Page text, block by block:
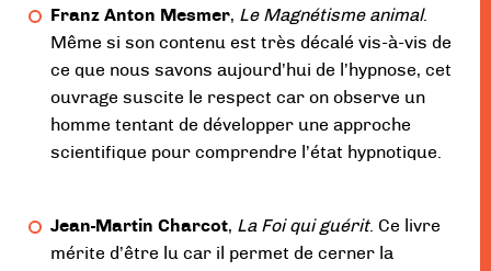
Franz Anton Mesmer, Le Magnétisme animal.
Même si son contenu est très décalé vis-à-vis de
ce que nous savons aujourd’hui de l’hypnose, cet
ouvrage suscite le respect car on observe un
homme tentant de développer une approche
scientifique pour comprendre l’état hypnotique.
Jean-Martin Charcot, La Foi qui guérit. Ce livre
mérite d’être lu car il permet de cerner la